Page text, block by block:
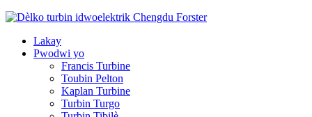
Lakay
Pwodwi yo
Francis Turbine
Toubin Pelton
Kaplan Turbine
Turbin Turgo